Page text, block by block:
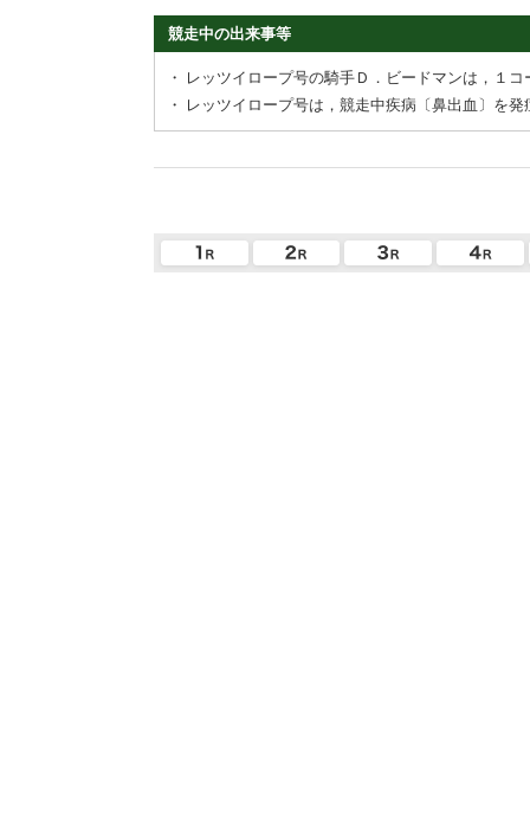
競走中の出来事等
・
レッツイロープ号の騎手Ｄ．ビードマンは，１
・
レッツイロープ号は，競走中疾病〔鼻出血〕を発